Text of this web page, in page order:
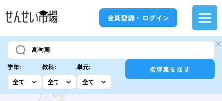
会員登録・ログイン
学年: 教科: 単元: 指導案を探す